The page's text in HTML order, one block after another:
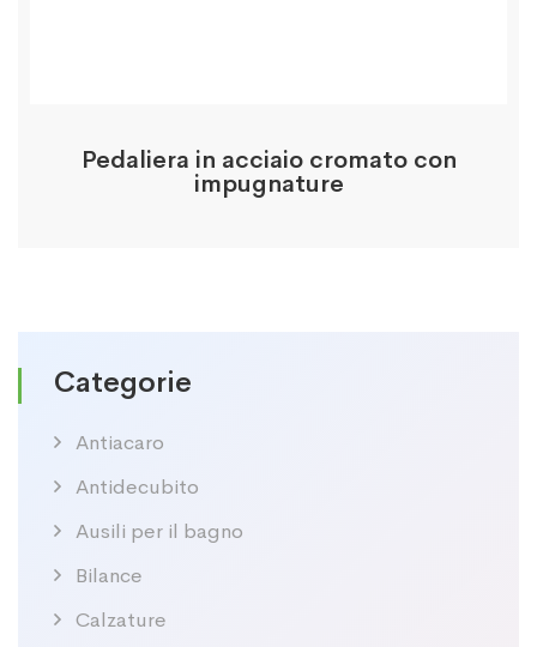
Categorie
Antiacaro
Antidecubito
Ausili per il bagno
Bilance
Calzature
Pedaliera in acciaio cromato con
impugnature